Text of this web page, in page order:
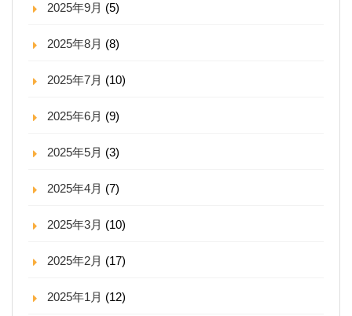
2025年9月 (5)
2025年8月 (8)
2025年7月 (10)
2025年6月 (9)
2025年5月 (3)
2025年4月 (7)
2025年3月 (10)
2025年2月 (17)
2025年1月 (12)